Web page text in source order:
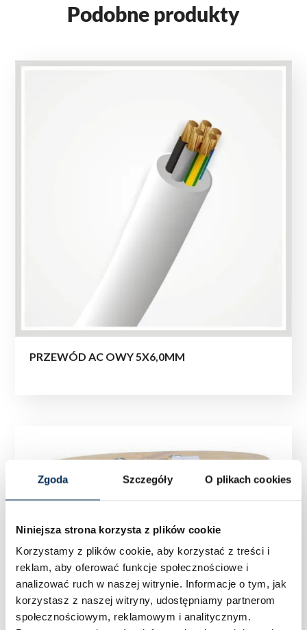
Zgoda Szczegóły O plikach cookies
Niniejsza strona korzysta z plików cookie
Korzystamy z plików cookie, aby korzystać z treści i
reklam, aby oferować funkcje społecznościowe i
analizować ruch w naszej witrynie. Informacje o tym, jak
korzystasz z naszej witryny, udostępniamy partnerom
społecznościowym, reklamowym i analitycznym.
Podobne produkty
PRZEWÓD AC OWY 5X6,0MM